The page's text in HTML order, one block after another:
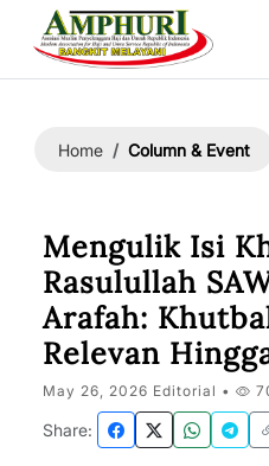
Home Column & Event
Mengulik Isi
Rasulullah
Arafah:
Relevan
May 26, 2026 Editorial •
Share: